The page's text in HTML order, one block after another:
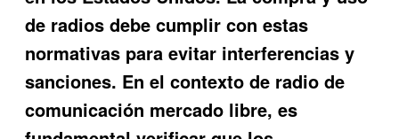
de radios debe cumplir con estas
normativas para evitar interferencias y
sanciones. En el contexto de radio de
comunicación mercado libre, es